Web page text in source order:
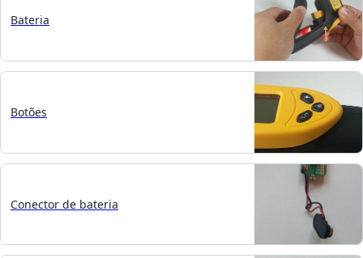
Bateria
Botões
Conector de bateria